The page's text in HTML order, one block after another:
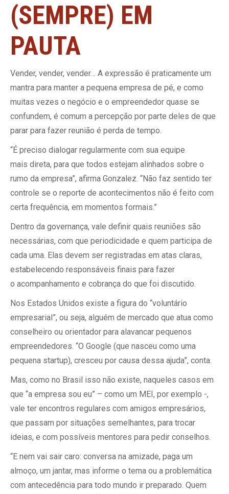
(SEMPRE) EM
PAUTA
Vender, vender, vender… A expressão é praticamente um
mantra para manter a pequena empresa de pé, e como
muitas vezes o negócio e o empreendedor quase se
confundem, é comum a percepção por parte deles de que
parar para fazer reunião é perda de tempo.
“É preciso dialogar regularmente com sua equipe
mais direta, para que todos estejam alinhados sobre o
rumo da empresa”, afirma Gonzalez. “Não faz sentido ter
controle se o reporte de acontecimentos não é feito com
certa frequência, em momentos formais.”
Dentro da governança, vale definir quais reuniões são
necessárias, com que periodicidade e quem participa de
cada uma. Elas devem ser registradas em atas claras,
estabelecendo responsáveis finais para fazer
o acompanhamento e cobrança do que foi discutido.
Nos Estados Unidos existe a figura do “voluntário
empresarial”, ou seja, alguém de mercado que atua como
conselheiro ou orientador para alavancar pequenos
empreendedores. “O Google (que nasceu como uma
pequena startup), cresceu por causa dessa ajuda”, conta.
Mas, como no Brasil isso não existe, naqueles casos em
que “a empresa sou eu” – como um MEI, por exemplo -,
vale ter encontros regulares com amigos empresários,
que passam por situações semelhantes, para trocar
ideias, e com possíveis mentores para pedir conselhos.
“E nem vai sair caro: conversa na amizade, paga um
almoço, um jantar, mas informe o tema ou a problemática
com antecedência para todo mundo ir preparado. Quem